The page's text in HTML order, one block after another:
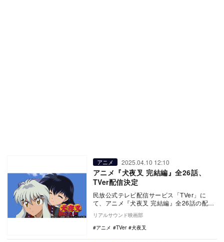
アニメ 2025.04.10 12:10
アニメ『犬夜叉 完結編』全26話、
TVer配信決定
民放公式テレビ配信サービス「TVer」に
て、アニメ『犬夜叉 完結編』全26話の配信
が開始される。 『犬夜叉 完結編』は、
20…
リアルサウンド映画部
アニメ
TVer 犬夜叉